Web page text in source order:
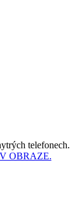
telefonech.
OBRAZE.